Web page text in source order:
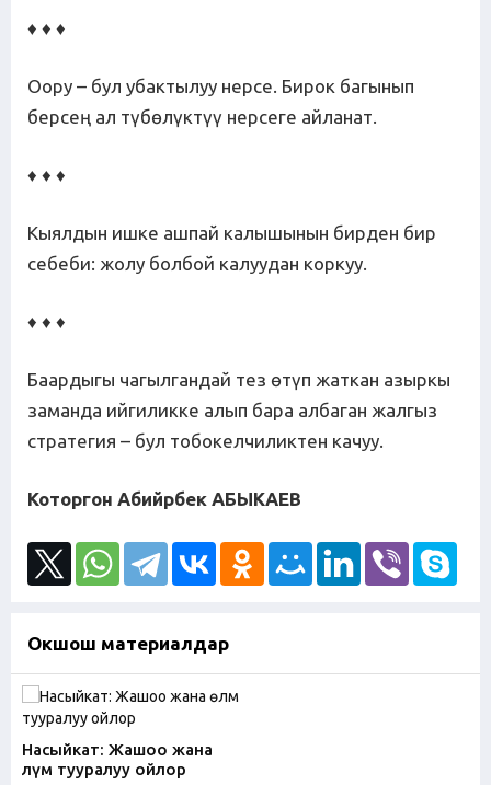
♦ ♦ ♦
Оору – бул убактылуу нерсе. Бирок багынып
берсең ал түбөлүктүү нерсеге айланат.
♦ ♦ ♦
Кыялдын ишке ашпай калышынын бирден бир
себеби: жолу болбой калуудан коркуу.
♦ ♦ ♦
Баардыгы чагылгандай тез өтүп жаткан азыркы
заманда ийгиликке алып бара албаган жалгыз
стратегия – бул тобокелчиликтен качуу.
Которгон Абийрбек АБЫКАЕВ
Окшош материалдар
Насыйкат: Жашоо жана
өлүм тууралуу ойлор